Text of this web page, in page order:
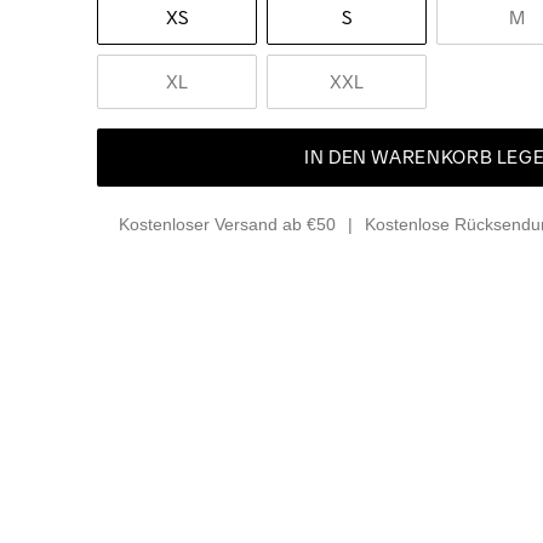
XS S M
XL XXL
IN DEN WARENKORB
Kostenloser Versand ab €50 Kostenlose